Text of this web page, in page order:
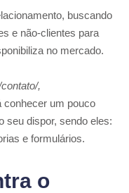
buscando
e não-clientes para
no mercado.
,
conhecer um pouco
seu dispor, sendo eles:
e formulários.
o